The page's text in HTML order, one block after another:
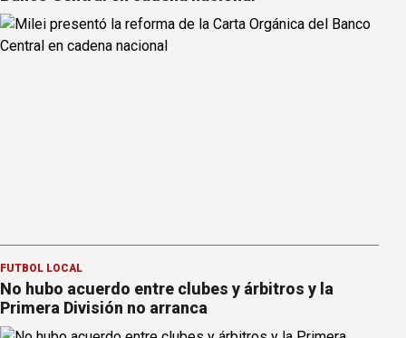
FÚTBOL LOCAL
No hubo acuerdo entre clubes y árbitros y la
Primera División no arranca